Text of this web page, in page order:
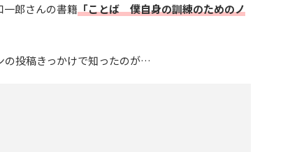
一郎さんの書籍「ことば 僕自身の訓練のためのノ
投稿きっかけで知ったのが…